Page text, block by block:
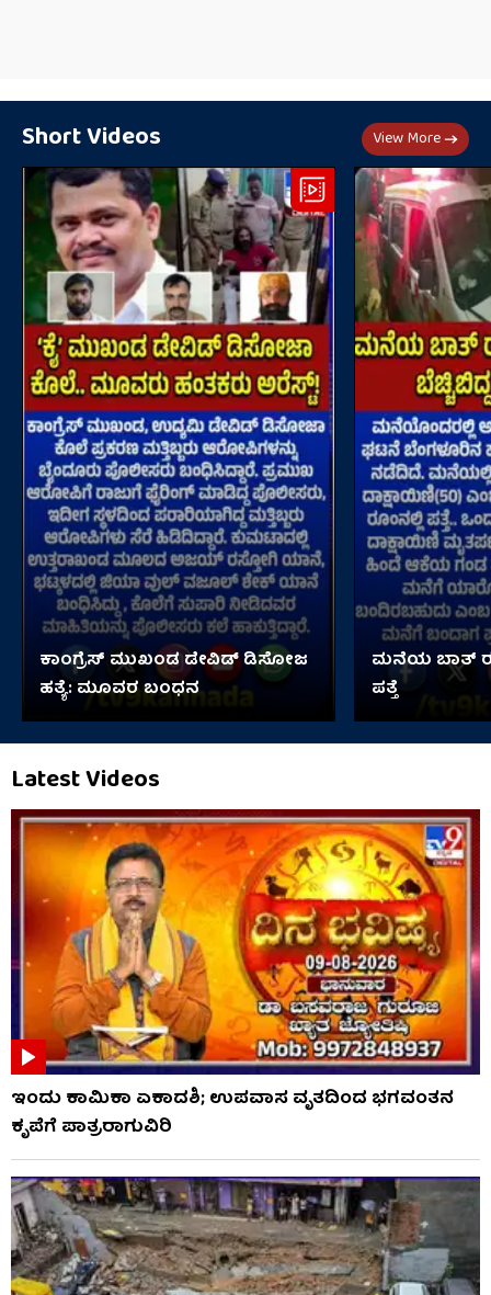
Short Videos View More
ಕಾಂಗ್ರೆಸ್ ಮುಖಂಡ ಡೇವಿಡ್ ಡಿಸೋಜ
ಹತ್ಯೆ: ಮೂವರ ಬಂಧನ
ಮನೆಯ ಬಾತ್
ಪತ್ತೆ
Latest Videos
ಇಂದು ಕಾಮಿಕಾ ಏಕಾದಶಿ; ಉಪವಾಸ ವೃತದಿಂದ ಭಗವಂತನ
ಕೃಪೆಗೆ ಪಾತ್ರರಾಗುವಿರಿ